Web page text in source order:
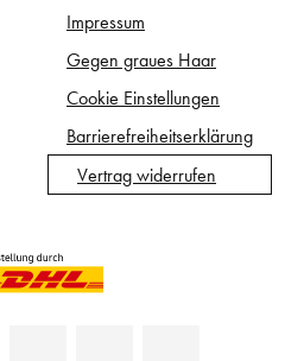
Impressum
Gegen graues Haar
Cookie Einstellungen
Barrierefreiheitserklärung
Vertrag widerrufen